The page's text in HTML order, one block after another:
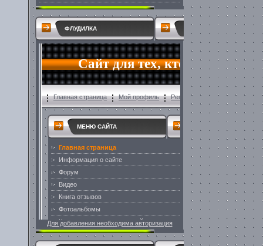
ФЛУДИЛКА
Для добавления необходима авторизация